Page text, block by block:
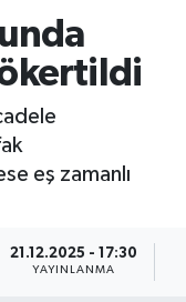
eş zamanlı
21.12.2025 - 17:30
YAYINLANMA